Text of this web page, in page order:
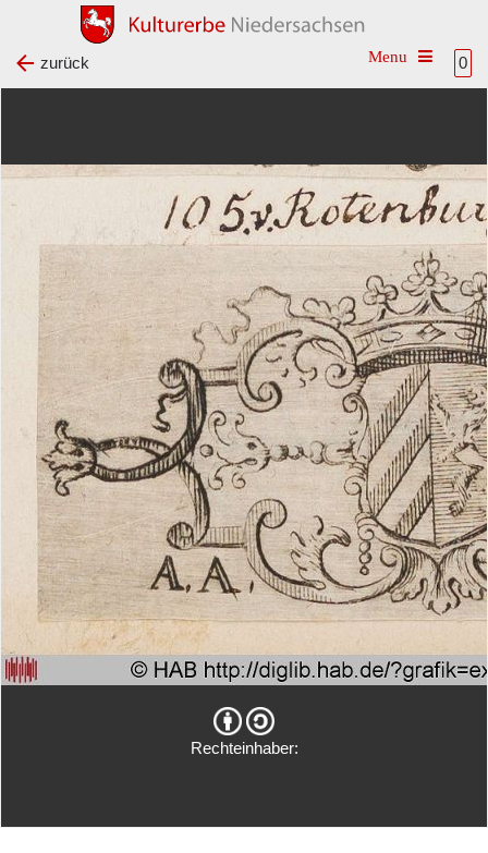
0
Toggle
zurück
Rechteinhaber: